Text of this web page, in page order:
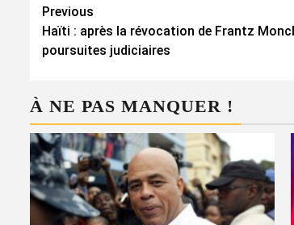
Continue
Reading
Previous
Haïti : après la révocation de Frantz
poursuites judiciaires
À NE PAS MANQUER !